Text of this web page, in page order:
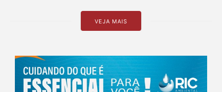
VEJA MAIS